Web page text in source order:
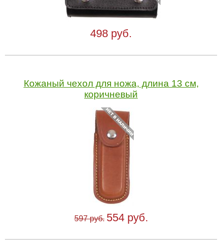
498 руб.
Кожаный чехол для ножа, длина 13 см,
коричневый
597 руб. 554 руб.